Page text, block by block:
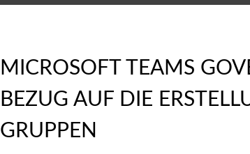
MICROSOFT TEAMS
BEZUG AUF DIE
GRUPPEN